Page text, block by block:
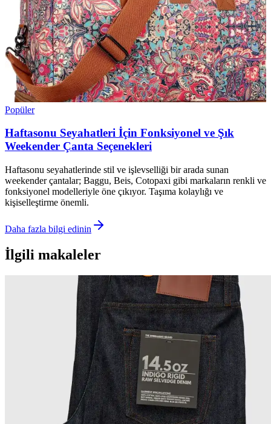
Popüler
Haftasonu Seyahatleri İçin Fonksiyonel ve Şık
Weekender Çanta Seçenekleri
Haftasonu seyahatlerinde stil ve işlevselliği bir arada sunan
weekender çantalar; Baggu, Beis, Cotopaxi gibi markaların renkli ve
fonksiyonel modelleriyle öne çıkıyor. Taşıma kolaylığı ve
kişiselleştirme önemli.
Daha fazla bilgi edinin
İlgili makaleler